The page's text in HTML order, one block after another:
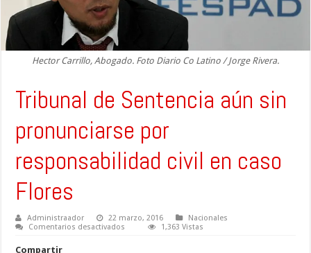
Hector Carrillo, Abogado. Foto Diario Co Latino / Jorge Rivera.
Tribunal de Sentencia aún sin
pronunciarse por
responsabilidad civil en caso
Flores
Administraador 22 marzo, 2016
Nacionales
Comentarios desactivados
1,363 Vistas
Compartir